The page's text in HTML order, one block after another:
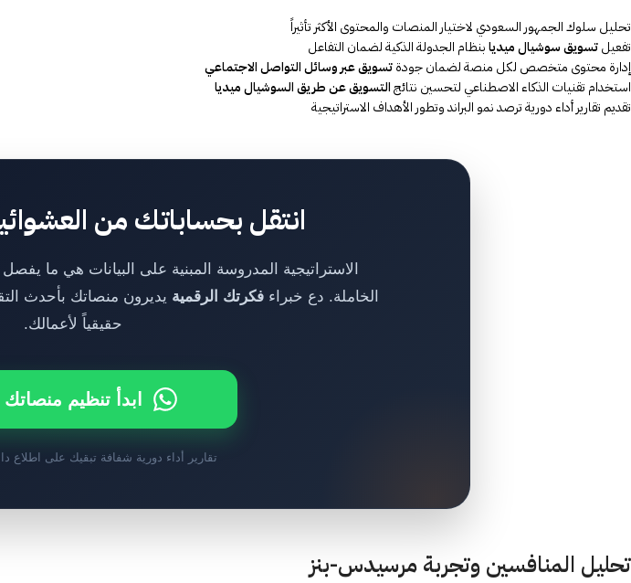
تحليل سلوك الجمهور السعودي لاختيار المنصات والمحتوى الأكثر تأثيراً
تفعيلتسويق سوشيال ميديابنظام الجدولة الذكية لضمان التفاعل
إدارة محتوى متخصص لكل منصة لضمان جودةتسويق عبر وسائل التواصل الاجتماعي
استخدام تقنيات الذكاء الاصطناعي لتحسين نتائجالتسويق عن طريق السوشيال ميديا
تقديم تقارير أداء دورية ترصد نمو البراند وتطور الأهداف الاستراتيجية
انتقل بحساباتك من
الاستراتيجية المدروسة المبنية على البيانات هي ما
الخاملة. دع خبراء فكرتك الرقمية يديرون منصاتك بأحدث
حقيقياً لأعمالك.
ابدأ تنظيم منصاتك
تقارير أداء دورية شفافة تبقيك على اطلاع
تحليل المنافسين وتجربة مرسيدس-بنز